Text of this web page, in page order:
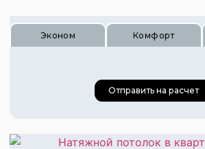
Эконом Комфорт
Цена 120 руб.
Цена 240 руб.
Отправить на расчет